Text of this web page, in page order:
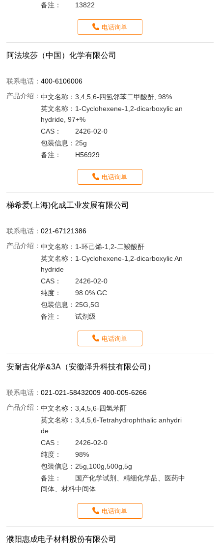
备注：
13822
电话询单
阿法埃莎（中国）化学有限公司
联系电话：400-6106006
产品介绍：中文名称：3,4,5,6-四氢邻苯二甲酸酐, 98%
英文名称： 1-Cyclohexene-1,2-dicarboxylic an
hydride, 97+%
CAS：
2426-02-0
包装信息： 25g
备注：
H56929
电话询单
梯希爱(上海)化成工业发展有限公司
联系电话：021-67121386
产品介绍：中文名称： 1-环己烯-1,2-二羧酸酐
英文名称： 1-Cyclohexene-1,2-dicarboxylic An
hydride
CAS：
2426-02-0
纯度：
98.0% GC
包装信息： 25G,5G
备注：
试剂级
电话询单
安耐吉化学&3A（安徽泽升科技有限公司）
联系电话：021-021-58432009 400-005-6266
产品介绍：中文名称：3,4,5,6-四氢苯酐
英文名称：3,4,5,6-Tetrahydrophthalic anhydri
de
CAS：
2426-02-0
纯度：
98%
包装信息： 25g,100g,500g,5g
备注：
国产化学试剂、精细化学品、医药中
间体、材料中间体
电话询单
濮阳惠成电子材料股份有限公司